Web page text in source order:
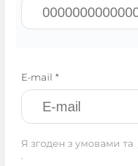
E-mail *
Я згоден з умовами та
.